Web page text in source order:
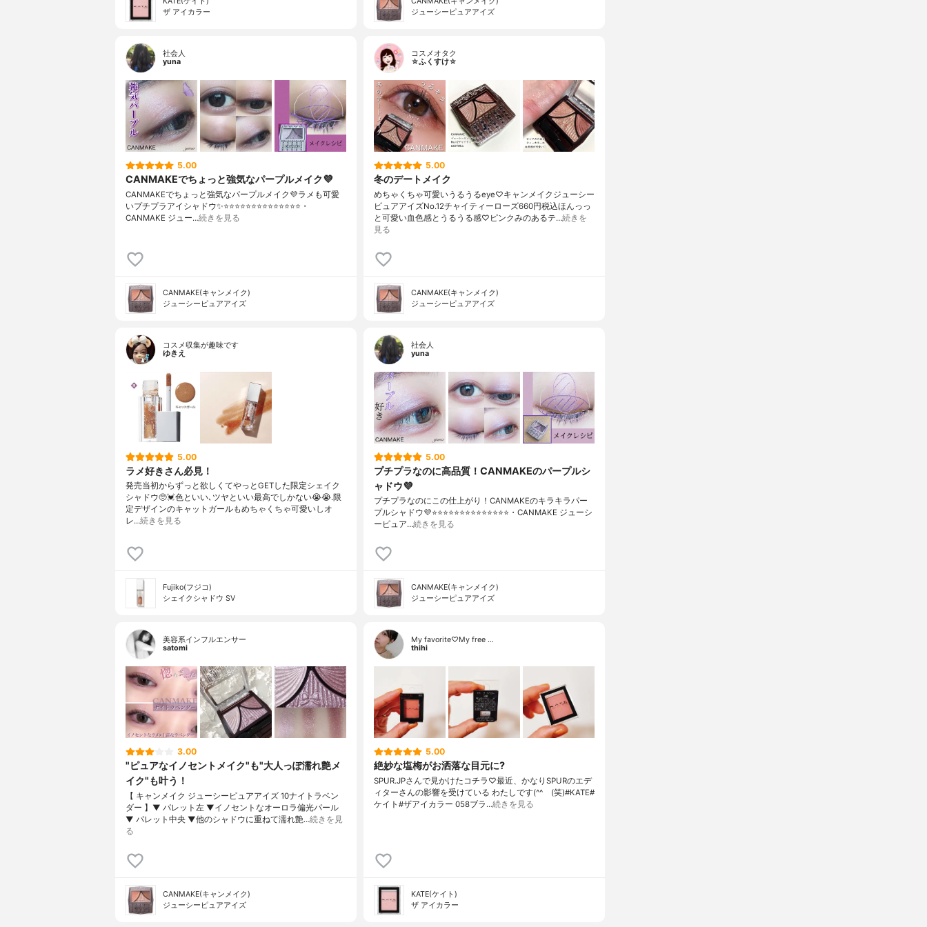
ザ アイカラー
ジューシーピュアアイズ
社会人
yuna
5.00
CANMAKEでちょっと強気なパープルメイク💜
CANMAKEでちょっと強気なパープルメイク💜ラメも可愛
いプチプラアイシャドウ✨⭐️⭐️⭐️⭐️⭐️⭐️⭐️⭐️⭐️⭐️⭐️⭐️⭐️⭐️・
CANMAKE ジュー…続きを見る
CANMAKE(キャンメイク)
ジューシーピュアアイズ
コスメオタク
☆ふくすけ☆
5.00
冬のデートメイク
めちゃくちゃ可愛いうるうるeye♡キャンメイクジューシー
ピュアアイズNo.12チャイティーローズ660円税込ほんっっ
と可愛い血色感とうるうる感♡ピンクみのあるテ…続きを
見る
CANMAKE(キャンメイク)
ジューシーピュアアイズ
コスメ収集が趣味です
ゆきえ
5.00
ラメ好きさん必見！
発売当初からずっと欲しくてやっとGETした限定シェイク
シャドウ🥺💓色といい､ツヤといい最高でしかない😭😭.限
定デザインのキャットガールもめちゃくちゃ可愛いしオ
レ…続きを見る
Fujiko(フジコ)
シェイクシャドウ SV
社会人
yuna
5.00
プチプラなのに高品質！CANMAKEのパープルシ
ャドウ💜
プチプラなのにこの仕上がり！CANMAKEのキラキラパー
プルシャドウ💜⭐️⭐️⭐️⭐️⭐️⭐️⭐️⭐️⭐️⭐️⭐️⭐️⭐️⭐️・CANMAKE ジューシ
ーピュア…続きを見る
CANMAKE(キャンメイク)
ジューシーピュアアイズ
美容系インフルエンサー
satomi
3.00
"ピュアなイノセントメイク"も"大人っぽ濡れ艶メ
イク"も叶う！
【 キャンメイク ジューシーピュアアイズ 10ナイトラベン
ダー 】▼ パレット左 ▼イノセントなオーロラ偏光パール
▼ パレット中央 ▼他のシャドウに重ねて濡れ艶…続きを見
る
CANMAKE(キャンメイク)
ジューシーピュアアイズ
My favorite♡My free …
thihi
5.00
絶妙な塩梅がお洒落な目元に?
SPUR.JPさんで見かけたコチラ♡最近、かなりSPURのエデ
ィターさんの影響を受けている わたしです(^^ゞ(笑)#KATE#
ケイト#ザアイカラー 058ブラ…続きを見る
KATE(ケイト)
ザ アイカラー